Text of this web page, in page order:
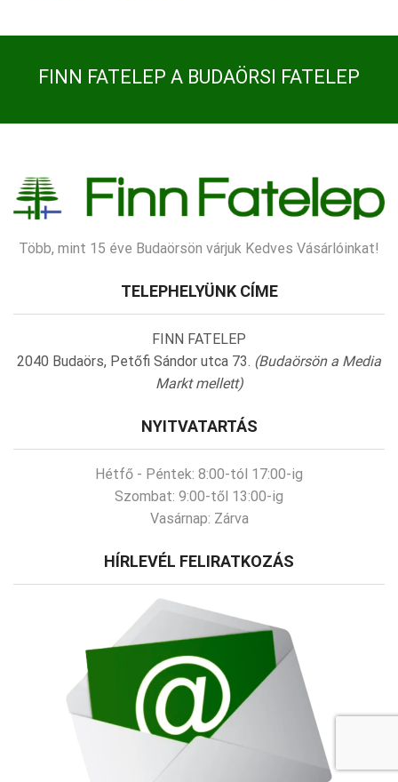
FINN FATELEP A BUDAÖRSI FATELEP
Több, mint 15 éve Budaörsön várjuk Kedves Vásárlóinkat!
TELEPHELYÜNK CÍME
FINN FATELEP
2040 Budaörs, Petőfi Sándor utca 73. (Budaörsön a Media
Markt mellett)
NYITVATARTÁS
Hétfő - Péntek: 8:00-tól 17:00-ig
Szombat: 9:00-től 13:00-ig
Vasárnap: Zárva
HÍRLEVÉL FELIRATKOZÁS